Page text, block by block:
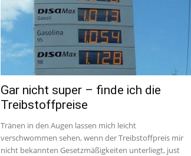
Gar nicht super – finde ich die
Treibstoffpreise
Tränen in den Augen lassen mich leicht
verschwommen sehen, wenn der Treibstoffpreis mir
nicht bekannten Gesetzmäßigkeiten unterliegt, just